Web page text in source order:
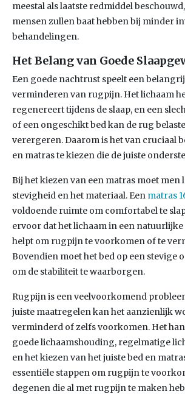
meestal als laatste redmiddel
mensen zullen baat hebben bij minder
behandelingen.
Het Belang van Goede
Een goede nachtrust speelt een
verminderen van rugpijn. Het lichaam
regenereert tijdens de slaap, en een
of een ongeschikt bed kan de rug
verergeren. Daarom is het van cruciaal
en matras te kiezen die de juiste
Bij het kiezen van een matras moet men
stevigheid en het materiaal. Een matras
voldoende ruimte om comfortabel te
ervoor dat het lichaam in een
helpt om rugpijn te voorkomen of te
Bovendien moet het bed op een stevige
om de stabiliteit te waarborgen.
Rugpijn is een veelvoorkomend
juiste maatregelen kan het aanzienlijk
verminderd of zelfs voorkomen. Het
goede lichaamshouding, regelmatige
en het kiezen van het juiste bed en
essentiële stappen om rugpijn te
degenen die al met rugpijn te maken